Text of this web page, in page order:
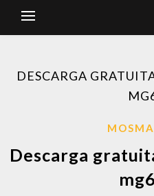
DESCARGA
Descarga